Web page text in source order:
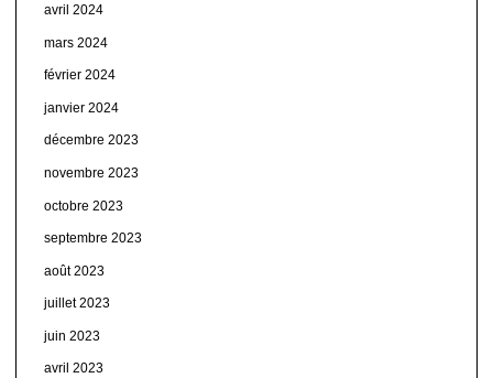
avril 2024
mars 2024
février 2024
janvier 2024
décembre 2023
novembre 2023
octobre 2023
septembre 2023
août 2023
juillet 2023
juin 2023
avril 2023